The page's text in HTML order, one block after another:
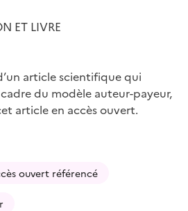
ET LIVRE
article scientifique qui
du modèle auteur-payeur,
article en accès ouvert.
ouvert référencé